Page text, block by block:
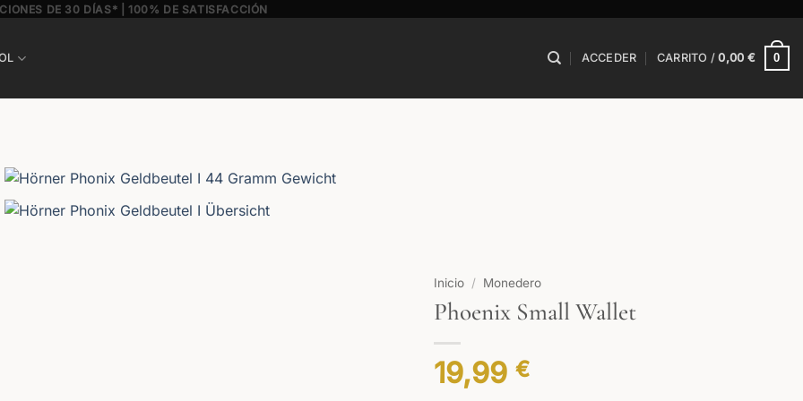
DE 30 DÍAS* | 100% DE SATISFACCIÓN
ACCEDER CARRITO /0,00 € 0
Inicio / Monedero
Phoenix Small Wallet
19,99 €